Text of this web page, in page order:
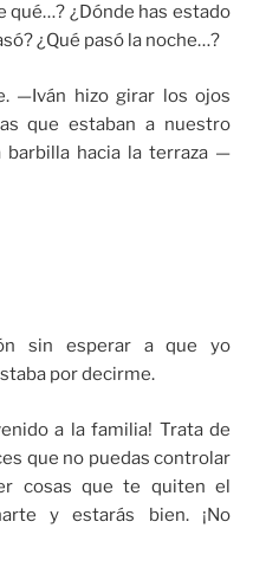
qué…? ¿Dónde has estado
¿Qué pasó la noche…?
—Iván hizo girar los ojos
que estaban a nuestro
barbilla hacia la terraza —
sin esperar a que yo
por decirme.
a la familia! Trata de
que no puedas controlar
cosas que te quiten el
y estarás bien. ¡No